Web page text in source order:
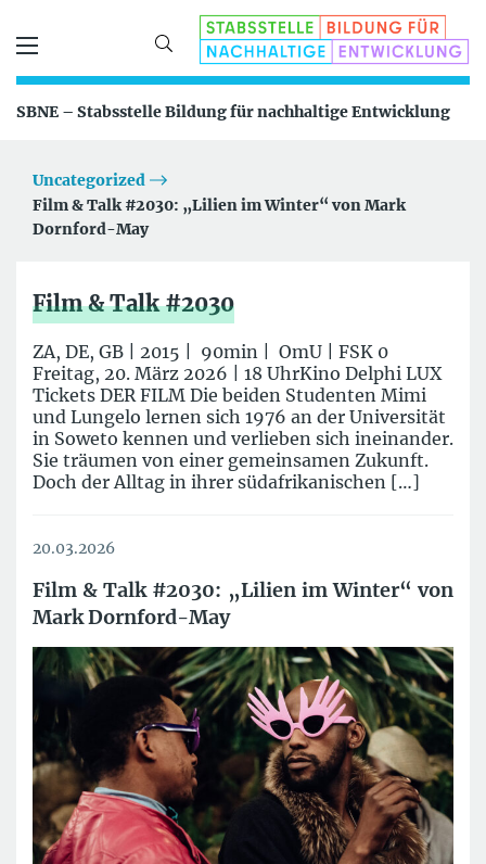
SBNE – Stabsstelle Bildung für nachhaltige Entwicklung
Uncategorized
Film & Talk #2030: „Lilien im Winter“ von Mark
Dornford-May
Film & Talk #2030
ZA, DE, GB | 2015 | 90min | OmU | FSK 0
Freitag, 20. März 2026 | 18 UhrKino Delphi LUX
Tickets DER FILM Die beiden Studenten Mimi
und Lungelo lernen sich 1976 an der Universität
in Soweto kennen und verlieben sich ineinander.
Sie träumen von einer gemeinsamen Zukunft.
Doch der Alltag in ihrer südafrikanischen […]
20.03.2026
Film & Talk #2030: „Lilien im Winter“ von
Mark Dornford-May